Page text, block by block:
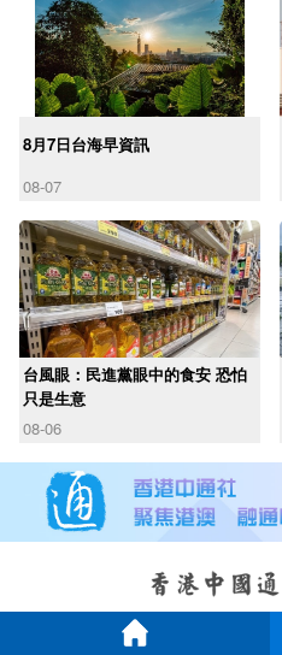
8月7日台海早資訊
08-07
台風眼：民進黨眼中的食安 恐怕
只是生意
08-06